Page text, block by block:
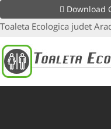
Download
Toaleta Ecologica judet